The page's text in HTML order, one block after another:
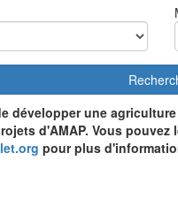
développer une
d'AMAP. Vous
pour plus